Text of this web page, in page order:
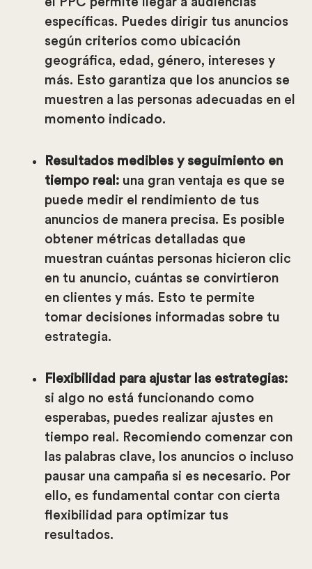
específicas. Puedes dirigir tus anuncios
según criterios como ubicación
geográfica, edad, género, intereses y
más. Esto garantiza que los anuncios se
muestren a las personas adecuadas en el
momento indicado.
Resultados medibles y seguimiento en
tiempo real: una gran ventaja es que se
puede medir el rendimiento de tus
anuncios de manera precisa. Es posible
obtener métricas detalladas que
muestran cuántas personas hicieron clic
en tu anuncio, cuántas se convirtieron
en clientes y más. Esto te permite
tomar decisiones informadas sobre tu
estrategia.
Flexibilidad para ajustar las estrategias:
si algo no está funcionando como
esperabas, puedes realizar ajustes en
tiempo real. Recomiendo comenzar con
las palabras clave, los anuncios o incluso
pausar una campaña si es necesario. Por
ello, es fundamental contar con cierta
flexibilidad para optimizar tus
resultados.